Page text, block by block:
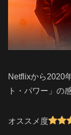
Netflixから2020
ト・パワー」の
オススメ度